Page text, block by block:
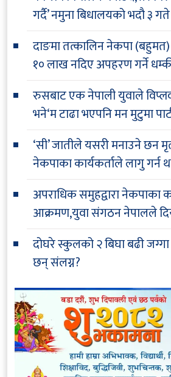
गर्दै’ नमुना बिधालयको भदौ ३
दाङमा तत्कालिन नेकपा
१० लाख नदिए अपहरण गर्ने
रुसबाट एक नेपाली युवाले
भने‘म टाढा भएपनि मन मुटुमा
‘सी’ जातीले यसरी मनाउने छन
नेकपाका कार्यकर्ताले लागु गर्न
अपराधिक समुहद्वारा नेकपाका
आक्रमण,युवा संगठन नेपालले
दोघरे स्कुलको २ बिघा बढी जग्गा
छन् संलग्न?